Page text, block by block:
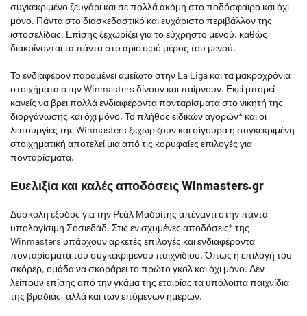
συγκεκριμένο ζευγάρι και σε πολλά ακόμη στο ποδόσφαιρο και όχι
μόνο. Πάντα στο διασκεδαστικό και ευχάριστο περιβάλλον της
ιστοσελίδας. Επίσης ξεχωρίζει για το εύχρηστο μενού, καθώς
διακρίνονται τα πάντα στο αριστερό μέρος του μενού.
Το ενδιαφέρον παραμένει αμείωτο στην La Liga και τα μακροχρόνια
στοιχήματα στην Winmasters δίνουν και παίρνουν. Εκεί μπορεί
κανείς να βρει πολλά ενδιαφέροντα πονταρίσματα στο νικητή της
διοργάνωσης και όχι μόνο. Το πλήθος ειδικών αγορών* και οι
λειτουργίες της Winmasters ξεχωρίζουν και σίγουρα η συγκεκριμένη
στοιχηματική αποτελεί μια από τις κορυφαίες επιλογές για
πονταρίσματα.
Ευελιξία και καλές αποδόσεις Winmasters.gr
Δύσκολη έξοδος για την Ρεάλ Μαδρίτης απέναντι στην πάντα
υπολογίσιμη Σοσιεδάδ. Στις ενισχυμένες αποδόσεις* της
Winmasters υπάρχουν αρκετές επιλογές και ενδιαφέροντα
πονταρίσματα του συγκεκριμένου παιχνιδιού. Όπως η επιλογή του
σκόρερ, ομάδα να σκοράρει το πρώτο γκολ και όχι μόνο. Δεν
λείπουν επίσης από την γκάμα της εταιρίας τα υπόλοιπα παιχνίδια
της βραδιάς, αλλά και των επόμενων ημερών.